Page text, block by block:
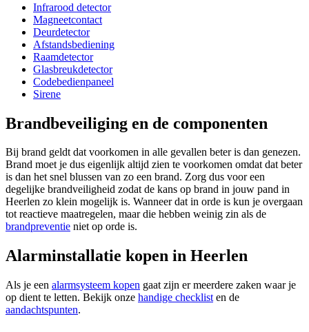
Infrarood detector
Magneetcontact
Deurdetector
Afstandsbediening
Raamdetector
Glasbreukdetector
Codebedienpaneel
Sirene
Brandbeveiliging en de componenten
Bij brand geldt dat voorkomen in alle gevallen beter is dan genezen.
Brand moet je dus eigenlijk altijd zien te voorkomen omdat dat beter
is dan het snel blussen van zo een brand. Zorg dus voor een
degelijke brandveiligheid zodat de kans op brand in jouw pand in
Heerlen zo klein mogelijk is. Wanneer dat in orde is kun je overgaan
tot reactieve maatregelen, maar die hebben weinig zin als de
brandpreventie niet op orde is.
Alarminstallatie kopen in Heerlen
Als je een alarmsysteem kopen gaat zijn er meerdere zaken waar je
op dient te letten. Bekijk onze handige checklist en de
aandachtspunten.